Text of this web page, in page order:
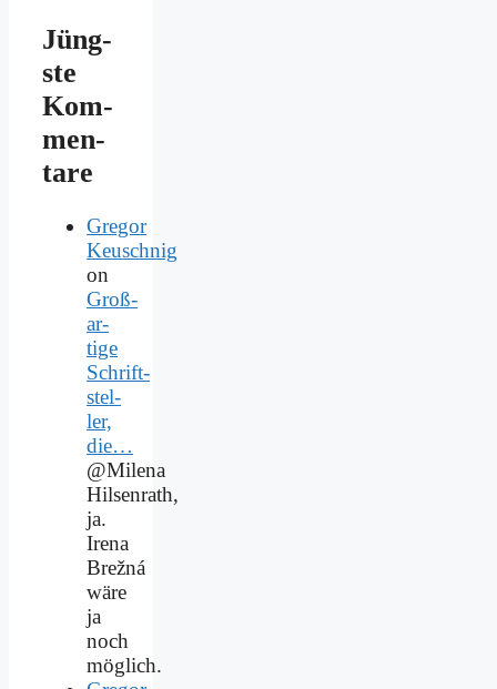
Jüng­
ste
Kom­
men­
ta­re
Gregor
Keuschnig
on
Groß­
ar­
ti­ge
Schrift­
stel­
ler,
die…
@Milena
Hilsenrath,
ja.
Irena
Brežná
wäre
ja
noch
möglich.